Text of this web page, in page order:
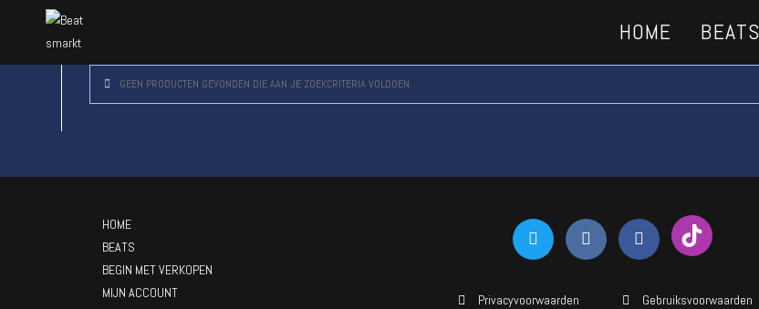
HOME BEATS
GEEN PRODUCTEN GEVONDEN DIE AAN JE ZOEKCRITERIA VOLDOEN.
HOME
BEATS
BEGIN MET VERKOPEN
MIJN ACCOUNT
Privacyvoorwaarden Gebruiksvoorwaarden